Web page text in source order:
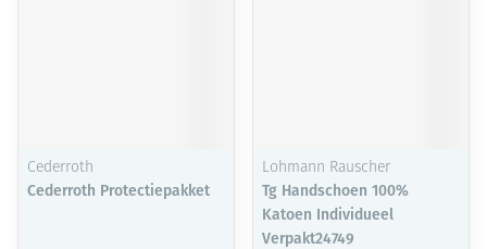
Cederroth
Cederroth Protectiepakket
Lohmann Rauscher
Tg Handschoen 100%
Katoen Individueel
Verpakt24749